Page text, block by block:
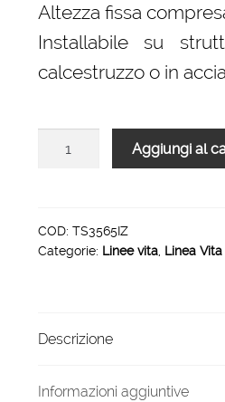
Altezza fissa
Installabile su
calcestruzzo o in
PALI
H
inclinata
Aggiungi al
COD: TS3565IZ
Categorie: Linee vita, Linea
Descrizione
Informazioni aggiuntive